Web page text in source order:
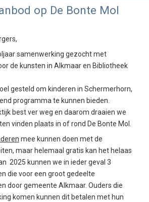
op De Bonte Mol
samenwerking gezocht met
de kunsten in Alkmaar en Bibliotheek
gesteld om kinderen in Schermerhorn,
programma te kunnen bieden.
best ver weg en daarom draaien we
vinden plaats in of rond De Bonte Mol.
mee kunnen doen met de
maar helemaal gratis kan het helaas
2025 kunnen we in ieder geval 3
die voor een groot gedeelte
door gemeente Alkmaar. Ouders die
komen kunnen dit betalen met hun